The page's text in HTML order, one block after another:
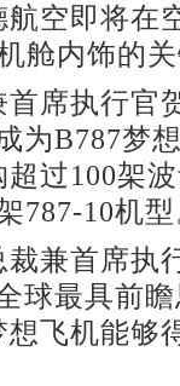
空即将在
舱内饰的
席执行官
为B787梦
过100架
787-10机
首席执
球最具前
飞机能够